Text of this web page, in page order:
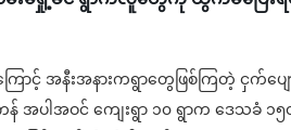
ာင့် အနီးအနားကရွာတွေဖြစ်ကြတဲ့ ငှက်ပျော
ကန် အပါအဝင် ကျေးရွာ ၁၀ ရွာက ဒေသခံ